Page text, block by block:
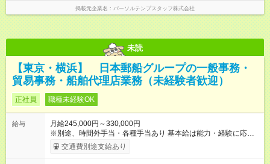
掲載元企業名 パーソルテンプスタッフ株式会社
未読
【東京・横浜】 日本郵船グループの一般事務・
貿易事務・船舶代理店業務（未経験者歓迎）
正社員 職種未経験OK
給与
月給245,000円～330,000円
※別途、時間外手当・各種手当あり 基本給は能力・経験に応じ
て決定します。 〇昇給年1回 〇賞与年2回（2025年度実績 5.0
ヶ月／年） 【試用期間】試用期間あり 試用期間の長さ：3ヶ月
交通費別途支給あり